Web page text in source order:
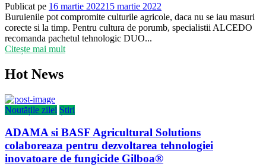
Publicat pe 16 martie 202215 martie 2022
Buruienile pot compromite culturile agricole, daca nu se iau masuri
corecte si la timp. Pentru cultura de porumb, specialistii ALCEDO
recomanda pachetul tehnologic DUO...
Citește mai mult
Hot News
Noutățile zilei Știri
ADAMA si BASF Agricultural Solutions
colaboreaza pentru dezvoltarea tehnologiei
inovatoare de fungicide Gilboa®